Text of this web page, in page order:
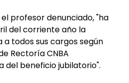
profesor denunciado, "ha
del corriente año la
todos sus cargos según
Rectoría CNBA
del beneficio jubilatorio".